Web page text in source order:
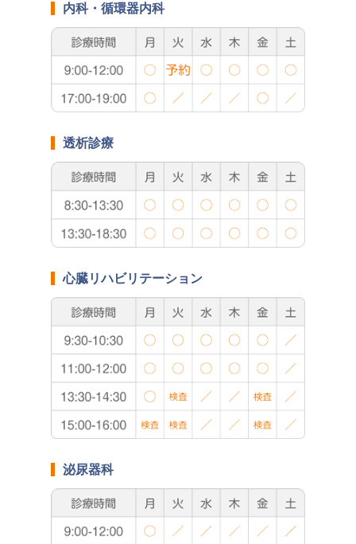
内科・循環器内科
透析診療
心臓リハビリテーション
泌尿器科